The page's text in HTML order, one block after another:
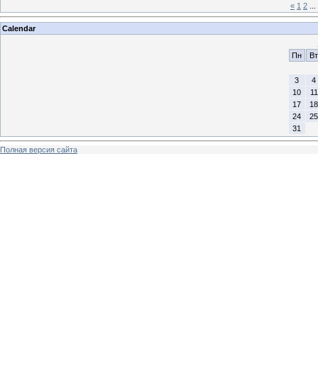
« 1 2
Calendar
Пн
Вт
3
4
10
11
17
18
24
25
31
Полная версия сайта